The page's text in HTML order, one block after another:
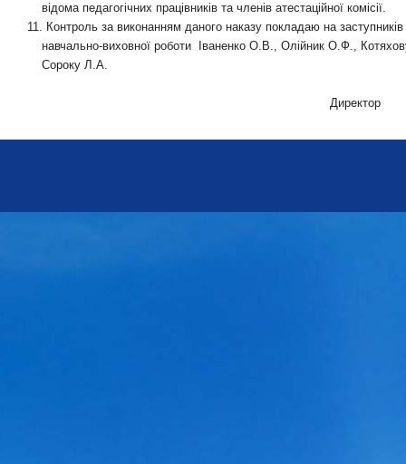
відома педагогічних працівників та членів атестаційної комісії.
11. Контроль за виконанням даного наказу покладаю на
навчально-виховної роботи
Іваненко О.В., Олійник О.Ф.,
Сороку Л.А.
Директор